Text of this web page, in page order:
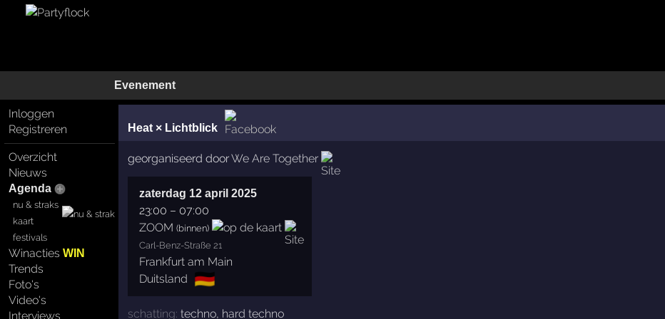
Evenement
Inloggen
Registreren
Overzicht
Nieuws
Agenda
nu & straks
kaart
festivals
WinactiesWIN
Trends
Foto's
Video's
Interviews
Heat × Lichtblick
georganiseerd doorWe Are Together
zaterdag 12 april 2025
23:00 – 07:00
ZOOM (binnen)
Carl-Benz-Straße 21
Frankfurt am Main
Duitsland 🇩🇪
schatting: techno, hard techno